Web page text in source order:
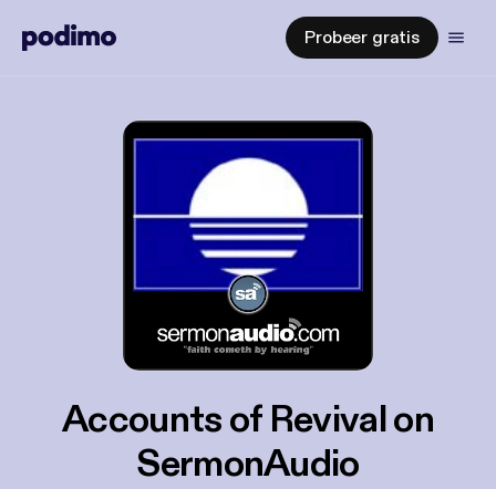
Probeer gratis
Accounts of Revival on
SermonAudio